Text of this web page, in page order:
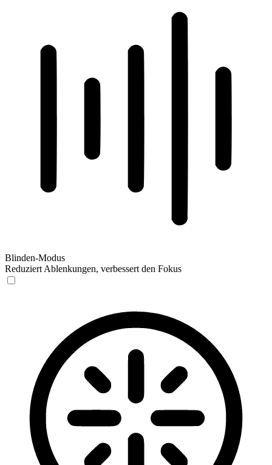
Blinden-Modus
Reduziert Ablenkungen, verbessert den Fokus